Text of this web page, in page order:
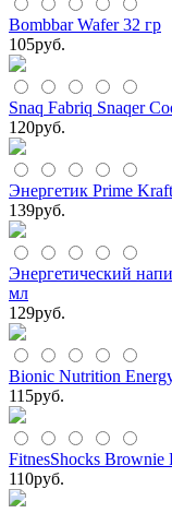
Bombbar Wafer 32 гр
105руб.
Snaq Fabriq Snaqer
120руб.
Энергетик Prime
139руб.
Энергетический
мл
129руб.
Bionic Nutrition
115руб.
FitnesShocks Brownie
110руб.